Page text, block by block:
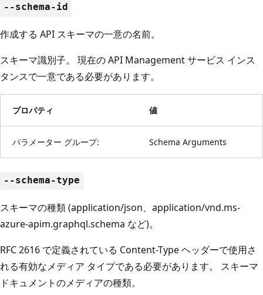
--schema-id
作成する API スキーマの一意の名前。
スキーマ識別子。 現在の API Management サービス インス
タンスで一意である必要があります。
プロパティ 値
パラメーター グループ: Schema Arguments
--schema-type
スキーマの種類 (application/json、application/vnd.ms-
azure-apim.graphql.schema など)。
RFC 2616 で定義されている Content-Type ヘッダーで使用さ
れる有効なメディア タイプである必要があります。 スキーマ
ドキュメントのメディアの種類。